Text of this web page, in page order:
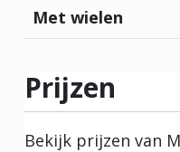
Met wielen
Prijzen
Bekijk prijzen van